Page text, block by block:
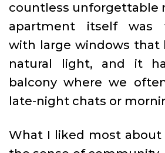
countless unforgettable
apartment itself was
with large windows that
natural light, and it
balcony where we
late-night chats or
What I liked most about